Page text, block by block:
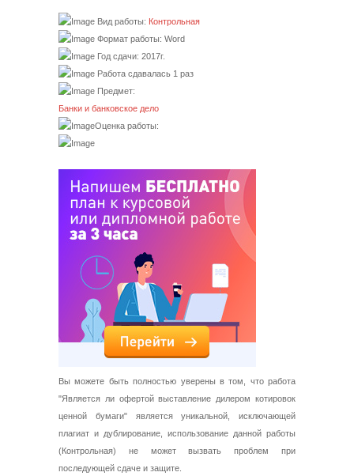
Вид работы: Контрольная
Формат работы: Word
Год сдачи: 2017г.
Работа сдавалась 1 раз
Предмет:
Банки и банковское дело
Оценка работы:
Вы можете быть полностью уверены в том, что работа
"Является ли офертой выставление дилером котировок
ценной бумаги" является уникальной, исключающей
плагиат и дублирование, использование данной работы
(Контрольная) не может вызвать проблем при
последующей сдаче и защите.